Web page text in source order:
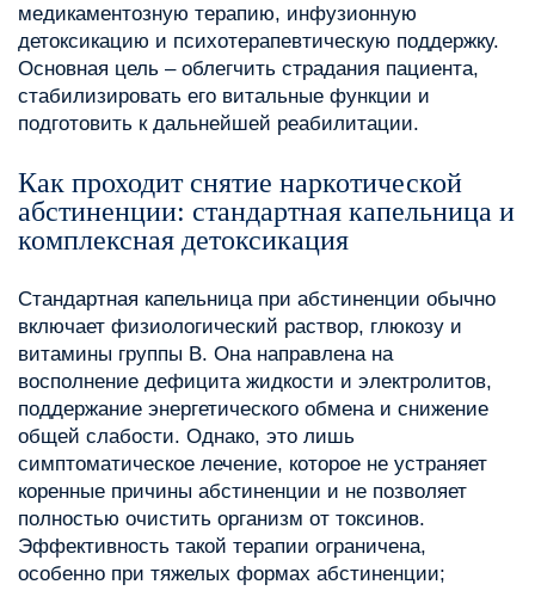
медикаментозную терапию, инфузионную
детоксикацию и психотерапевтическую поддержку.
Основная цель – облегчить страдания пациента,
стабилизировать его витальные функции и
подготовить к дальнейшей реабилитации.
Как проходит снятие наркотической
абстиненции: стандартная капельница и
комплексная детоксикация
Стандартная капельница при абстиненции обычно
включает физиологический раствор, глюкозу и
витамины группы B. Она направлена на
восполнение дефицита жидкости и электролитов,
поддержание энергетического обмена и снижение
общей слабости. Однако, это лишь
симптоматическое лечение, которое не устраняет
коренные причины абстиненции и не позволяет
полностью очистить организм от токсинов.
Эффективность такой терапии ограничена,
особенно при тяжелых формах абстиненции;